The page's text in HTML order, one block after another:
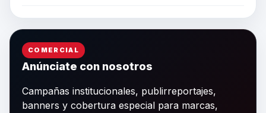
COMERCIAL
Anúnciate con nosotros
Campañas institucionales, publirreportajes,
banners y cobertura especial para marcas,